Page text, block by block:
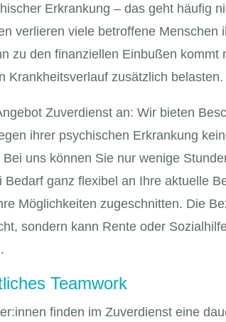
Erkrankung – das geht häufig
verlieren viele betroffene Menschen
zu den finanziellen Einbußen kommt
Krankheitsverlauf zusätzlich belasten.
Zuverdienst an: Wir bieten
ihrer psychischen Erkrankung
uns können Sie nur wenige
Bedarf ganz flexibel an Ihre aktuelle
Möglichkeiten zugeschnitten. Die
sondern kann Rente oder
Teamwork
finden im Zuverdienst eine